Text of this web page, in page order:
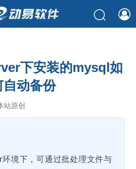
下安装的mysql如
自动备份
站原创
环境下，可通过批处理文件与